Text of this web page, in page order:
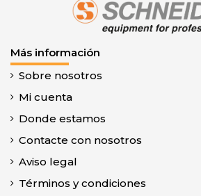
Más información
Sobre nosotros
Mi cuenta
Donde estamos
Contacte con nosotros
Aviso legal
Términos y condiciones